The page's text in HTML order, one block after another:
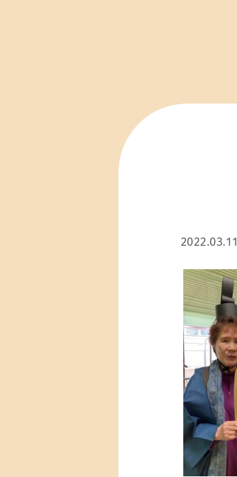
2022.03.11